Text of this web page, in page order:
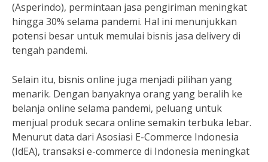
(Asperindo), permintaan jasa pengiriman meningkat
hingga 30% selama pandemi. Hal ini menunjukkan
potensi besar untuk memulai bisnis jasa delivery di
tengah pandemi.
Selain itu, bisnis online juga menjadi pilihan yang
menarik. Dengan banyaknya orang yang beralih ke
belanja online selama pandemi, peluang untuk
menjual produk secara online semakin terbuka lebar.
Menurut data dari Asosiasi E-Commerce Indonesia
(IdEA), transaksi e-commerce di Indonesia meningkat